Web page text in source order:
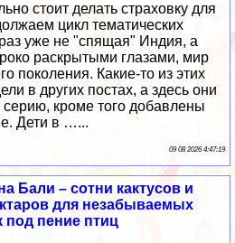
стоит делать страховку для
цикл тематических
уже не "спящая" Индия, а
раскрытыми глазами, мир
поколения. Какие-то из этих
в других постах, а здесь они
кроме того добавлены
Дети в …...
09 08 2026 4:47:19
Бали – сотни кактусов и
для незабываемых
под пение птиц